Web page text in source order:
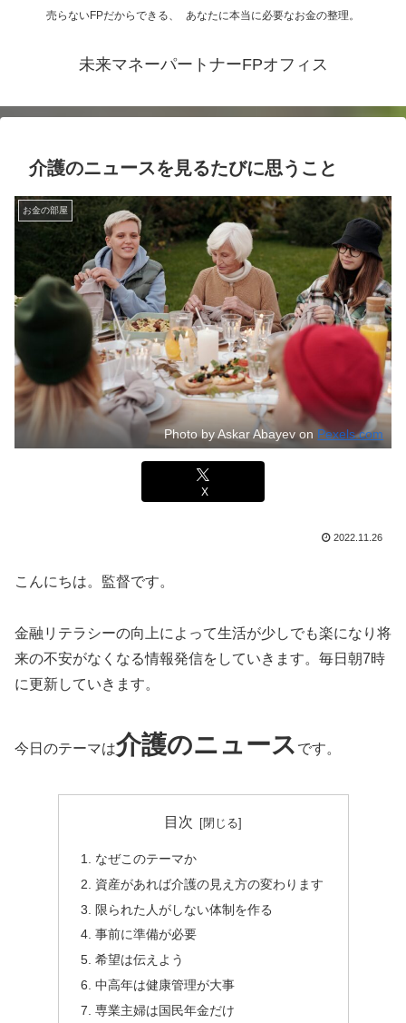
売らないFPだからできる、 あなたに本当に必要なお金の整理。
未来マネーパートナーFPオフィス
介護のニュースを見るたびに思うこと
お金の部屋
Photo by Askar Abayev on Pexels.com
X
2022.11.26
こんにちは。監督です。
金融リテラシーの向上によって生活が少しでも楽になり将
来の不安がなくなる情報発信をしていきます。毎日朝7時
に更新していきます。
今日のテーマは介護のニュース です。
目次
なぜこのテーマか
資産があれば介護の見え方の変わります
限られた人がしない体制を作る
事前に準備が必要
希望は伝えよう
中高年は健康管理が大事
専業主婦は国民年金だけ